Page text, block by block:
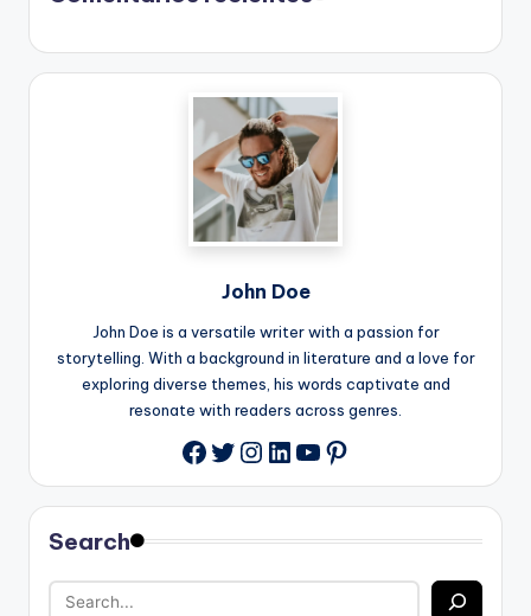
John Doe
John Doe is a versatile writer with a passion for
storytelling. With a background in literature and a love for
exploring diverse themes, his words captivate and
resonate with readers across genres.
Facebook
Twitter
Instagram
LinkedIn
YouTube
Pinterest
Search